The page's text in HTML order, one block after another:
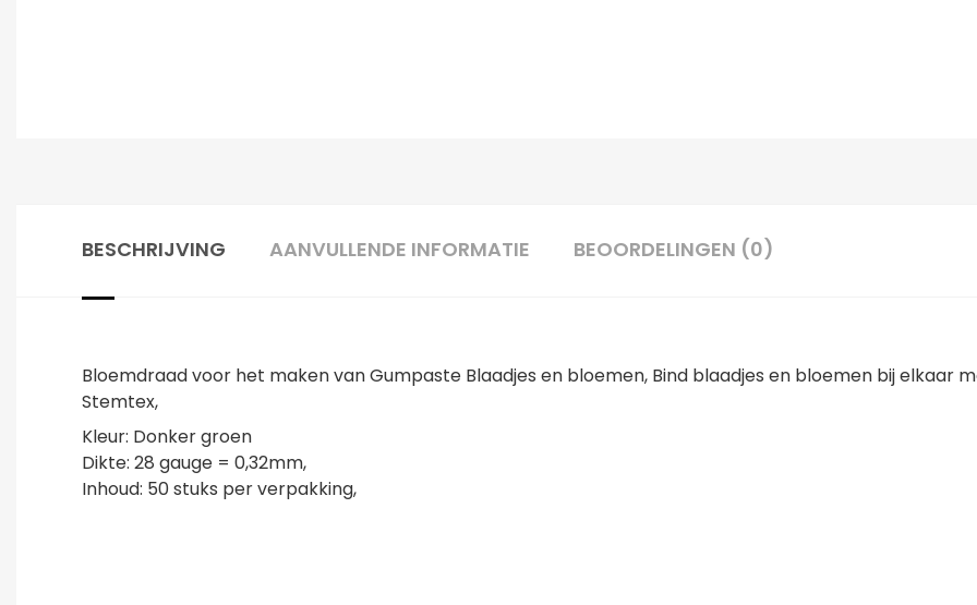
BESCHRIJVING AANVULLENDE INFORMATIE BEOORDELINGEN (0)
Bloemdraad voor het maken van Gumpaste Blaadjes en bloemen, Bind blaadjes en bloemen bij elkaar
Stemtex,
Kleur: Donker groen
Dikte: 28 gauge = 0,32mm,
Inhoud: 50 stuks per verpakking,